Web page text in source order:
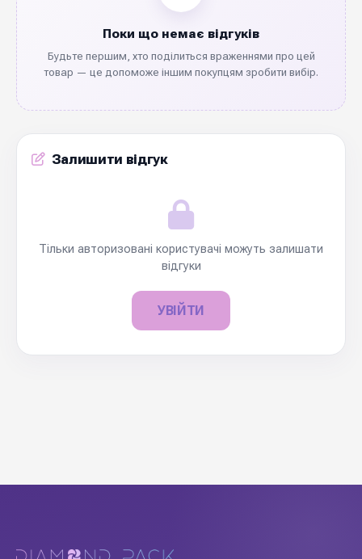
Поки що немає відгуків
Будьте першим, хто поділиться враженнями про цей
товар — це допоможе іншим покупцям зробити вибір.
Залишити відгук
Тільки авторизовані користувачі можуть залишати
відгуки
УВІЙТИ